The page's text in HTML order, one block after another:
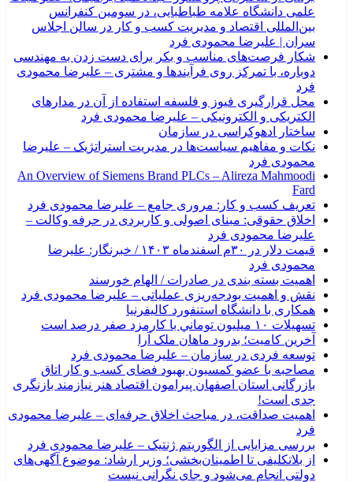
علمی دانشگاه علامه طباطبایی، در سومین کنفرانس
بین‌المللی اقتصاد و مدیریت کسب و کار در سالن اجلاس
سران | علیرضا محمودی فرد
شکار فرصت‌های مناسب و بکر برای دست زدن به مهندسی
دوباره، با تمرکز روی فرآیندها و مشتری – علیرضا محمودی
فرد
محل قرارگیری فیوز و فلسفه استفاده از آن در مدارهای
الکتریکی و الکترونیکی – علیرضا محمودی فرد
ساختار ادهوکراسی در سازمان
نکات و مفاهیم سیاست‌ها در مدیریت استراتژیک – علیرضا
محمودی فرد
An Overview of Siemens Brand PLCs – Alireza Mahmoodi
Fard
تعریف کسب و کار: مروری جامع – علیرضا محمودی فرد
اخلاق حقوقی: مبنای اصولی و کاربردی در حرفه وکالت –
علیرضا محمودی فرد
قیمت دلار در ۳۰م اسفندماه ۱۴۰۳ / خبرنگار: علیرضا
محمودی فرد
اهمیت بسته بندی در صادرات / الهام خورسند
نقش و اهمیت بودجه‌ريزی عملياتی – علیرضا محمودی فرد
همکاری با دانشگاه استنفورد کالیفرنیا
تسهیلات ۱۰ میلیون توماني با کارمزد صفر درصد است
​آخرین کامیت؛ بدرود ماهان ملک آرا
توسعه فردی در سازمان – علیرضا محمودی فرد
مصاحبه با عضو کمسیون بهبود فضای کسب و کار اتاق
بازرگانی استان اصفهان پیرامون اقتصاد هنر نیازمند بازنگری
جدی است!
اهمیت صداقت، در مباحث اخلاق حرفه‌ای – علیرضا محمودی
فرد
بررسی مزایایی از الگوریتم ژنتیک – علیرضا محمودی فرد
از بلاتکلیفی تا اطمینان‌بخشی؛ وزیر ارشاد: موضوع آگهی‌های
دولتی انجام می‌شود و جای نگرانی نیست